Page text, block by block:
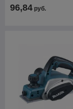
96,84 руб.